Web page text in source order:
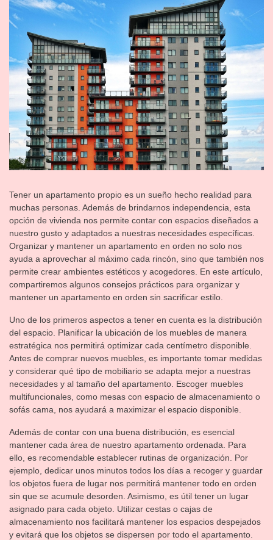
Tener un apartamento propio es un sueño hecho realidad para
muchas personas. Además de brindarnos independencia, esta
opción de vivienda nos permite contar con espacios diseñados a
nuestro gusto y adaptados a nuestras necesidades específicas.
Organizar y mantener un apartamento en orden no solo nos
ayuda a aprovechar al máximo cada rincón, sino que también nos
permite crear ambientes estéticos y acogedores. En este artículo,
compartiremos algunos consejos prácticos para organizar y
mantener un apartamento en orden sin sacrificar estilo.
Uno de los primeros aspectos a tener en cuenta es la distribución
del espacio. Planificar la ubicación de los muebles de manera
estratégica nos permitirá optimizar cada centímetro disponible.
Antes de comprar nuevos muebles, es importante tomar medidas
y considerar qué tipo de mobiliario se adapta mejor a nuestras
necesidades y al tamaño del apartamento. Escoger muebles
multifuncionales, como mesas con espacio de almacenamiento o
sofás cama, nos ayudará a maximizar el espacio disponible.
Además de contar con una buena distribución, es esencial
mantener cada área de nuestro apartamento ordenada. Para
ello, es recomendable establecer rutinas de organización. Por
ejemplo, dedicar unos minutos todos los días a recoger y guardar
los objetos fuera de lugar nos permitirá mantener todo en orden
sin que se acumule desorden. Asimismo, es útil tener un lugar
asignado para cada objeto. Utilizar cestas o cajas de
almacenamiento nos facilitará mantener los espacios despejados
y evitará que los objetos se dispersen por todo el apartamento.